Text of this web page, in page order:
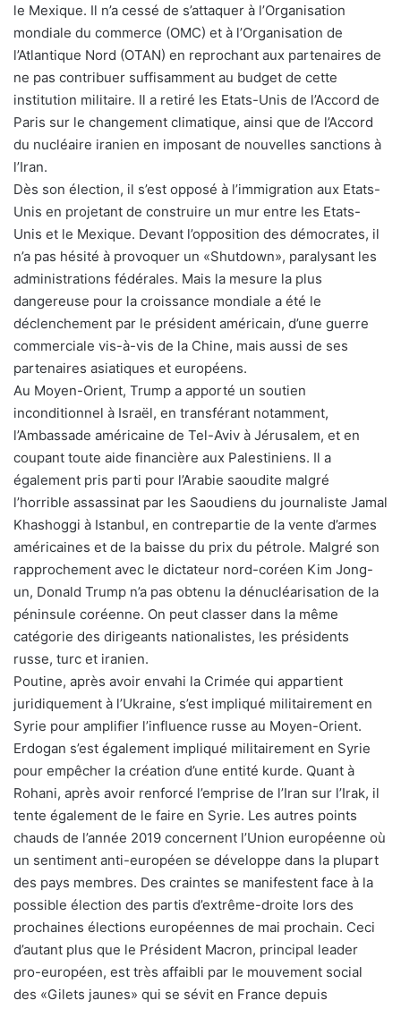
le Mexique. Il n’a cessé de s’attaquer à l’Organisation
mondiale du commerce (OMC) et à l’Organisation de
l’Atlantique Nord (OTAN) en reprochant aux partenaires de
ne pas contribuer suffisamment au budget de cette
institution militaire. Il a retiré les Etats-Unis de l’Accord de
Paris sur le changement climatique, ainsi que de l’Accord
du nucléaire iranien en imposant de nouvelles sanctions à
l’Iran.
Dès son élection, il s’est opposé à l’immigration aux Etats-
Unis en projetant de construire un mur entre les Etats-
Unis et le Mexique. Devant l’opposition des démocrates, il
n’a pas hésité à provoquer un «Shutdown», paralysant les
administrations fédérales. Mais la mesure la plus
dangereuse pour la croissance mondiale a été le
déclenchement par le président américain, d’une guerre
commerciale vis-à-vis de la Chine, mais aussi de ses
partenaires asiatiques et européens.
Au Moyen-Orient, Trump a apporté un soutien
inconditionnel à Israël, en transférant notamment,
l’Ambassade américaine de Tel-Aviv à Jérusalem, et en
coupant toute aide financière aux Palestiniens. Il a
également pris parti pour l’Arabie saoudite malgré
l’horrible assassinat par les Saoudiens du journaliste Jamal
Khashoggi à Istanbul, en contrepartie de la vente d’armes
américaines et de la baisse du prix du pétrole. Malgré son
rapprochement avec le dictateur nord-coréen Kim Jong-
un, Donald Trump n’a pas obtenu la dénucléarisation de la
péninsule coréenne. On peut classer dans la même
catégorie des dirigeants nationalistes, les présidents
russe, turc et iranien.
Poutine, après avoir envahi la Crimée qui appartient
juridiquement à l’Ukraine, s’est impliqué militairement en
Syrie pour amplifier l’influence russe au Moyen-Orient.
Erdogan s’est également impliqué militairement en Syrie
pour empêcher la création d’une entité kurde. Quant à
Rohani, après avoir renforcé l’emprise de l’Iran sur l’Irak, il
tente également de le faire en Syrie. Les autres points
chauds de l’année 2019 concernent l’Union européenne où
un sentiment anti-européen se développe dans la plupart
des pays membres. Des craintes se manifestent face à la
possible élection des partis d’extrême-droite lors des
prochaines élections européennes de mai prochain. Ceci
d’autant plus que le Président Macron, principal leader
pro-européen, est très affaibli par le mouvement social
des «Gilets jaunes» qui se sévit en France depuis